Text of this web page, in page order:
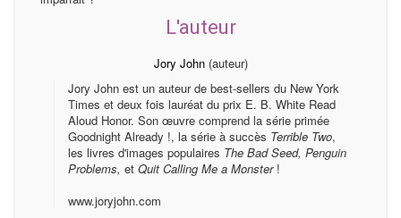
L'auteur
Jory John(auteur)
Jory John est un auteur de best-sellers du New York
Times et deux fois lauréat du prix E. B. White Read
Aloud Honor. Son œuvre comprend la série primée
Goodnight Already !, la série à succès Terrible Two,
les livres d'images populaires The Bad Seed, Penguin
Problems, et Quit Calling Me a Monster!
www.joryjohn.com